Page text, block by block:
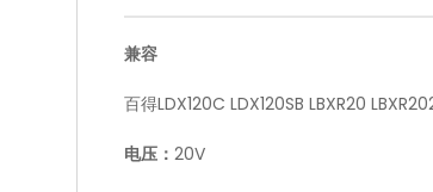
兼容
百得LDX120C LDX120SB LBXR20
电压： 20V